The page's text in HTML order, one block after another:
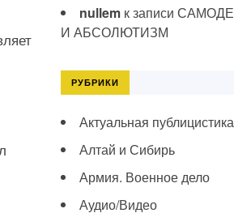
nullemк записи
И АБСОЛЮТИЗМ
РУБРИКИ
Актуальная публицистика
Алтай и Сибирь
Армия. Военное дело
Аудио/Видео